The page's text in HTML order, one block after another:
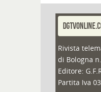
Rivista
di Bologna
Editore:
Partita Iva